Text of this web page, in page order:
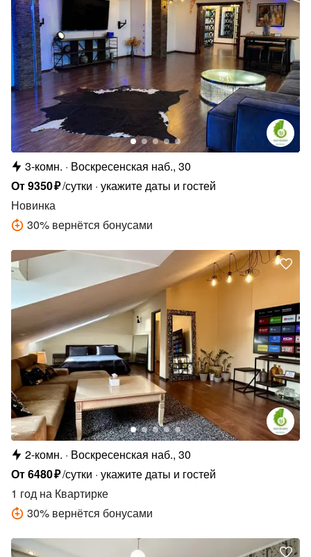
3-комн.
Воскресенская наб., 30
От9350₽/сутки укажите даты и гостей
Новинка
30% вернётся бонусами
2-комн.
Воскресенская наб., 30
От6480₽/сутки укажите даты и гостей
1 год на Квартирке
30% вернётся бонусами